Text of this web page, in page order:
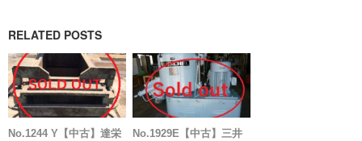
RELATED POSTS
No.1244 Y【中古】達栄
No.1929E【中古】三井